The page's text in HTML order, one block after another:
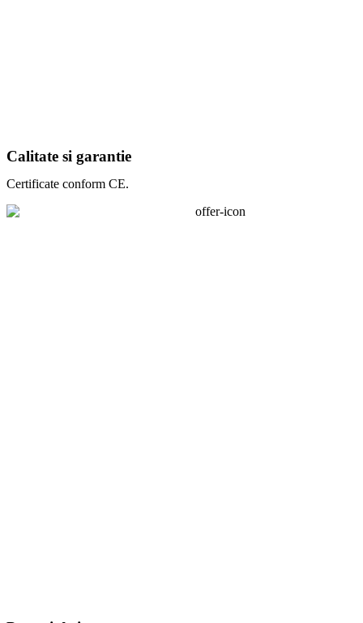
Calitate si garantie
Certificate conform CE.